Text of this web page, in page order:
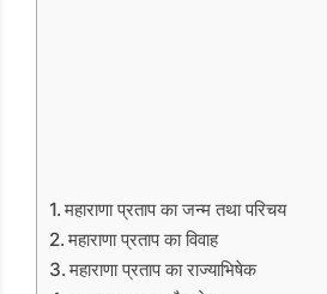
महाराणा प्रताप का जन्म तथा परिचय
महाराणा प्रताप का विवाह
महाराणा प्रताप का राज्याभिषेक